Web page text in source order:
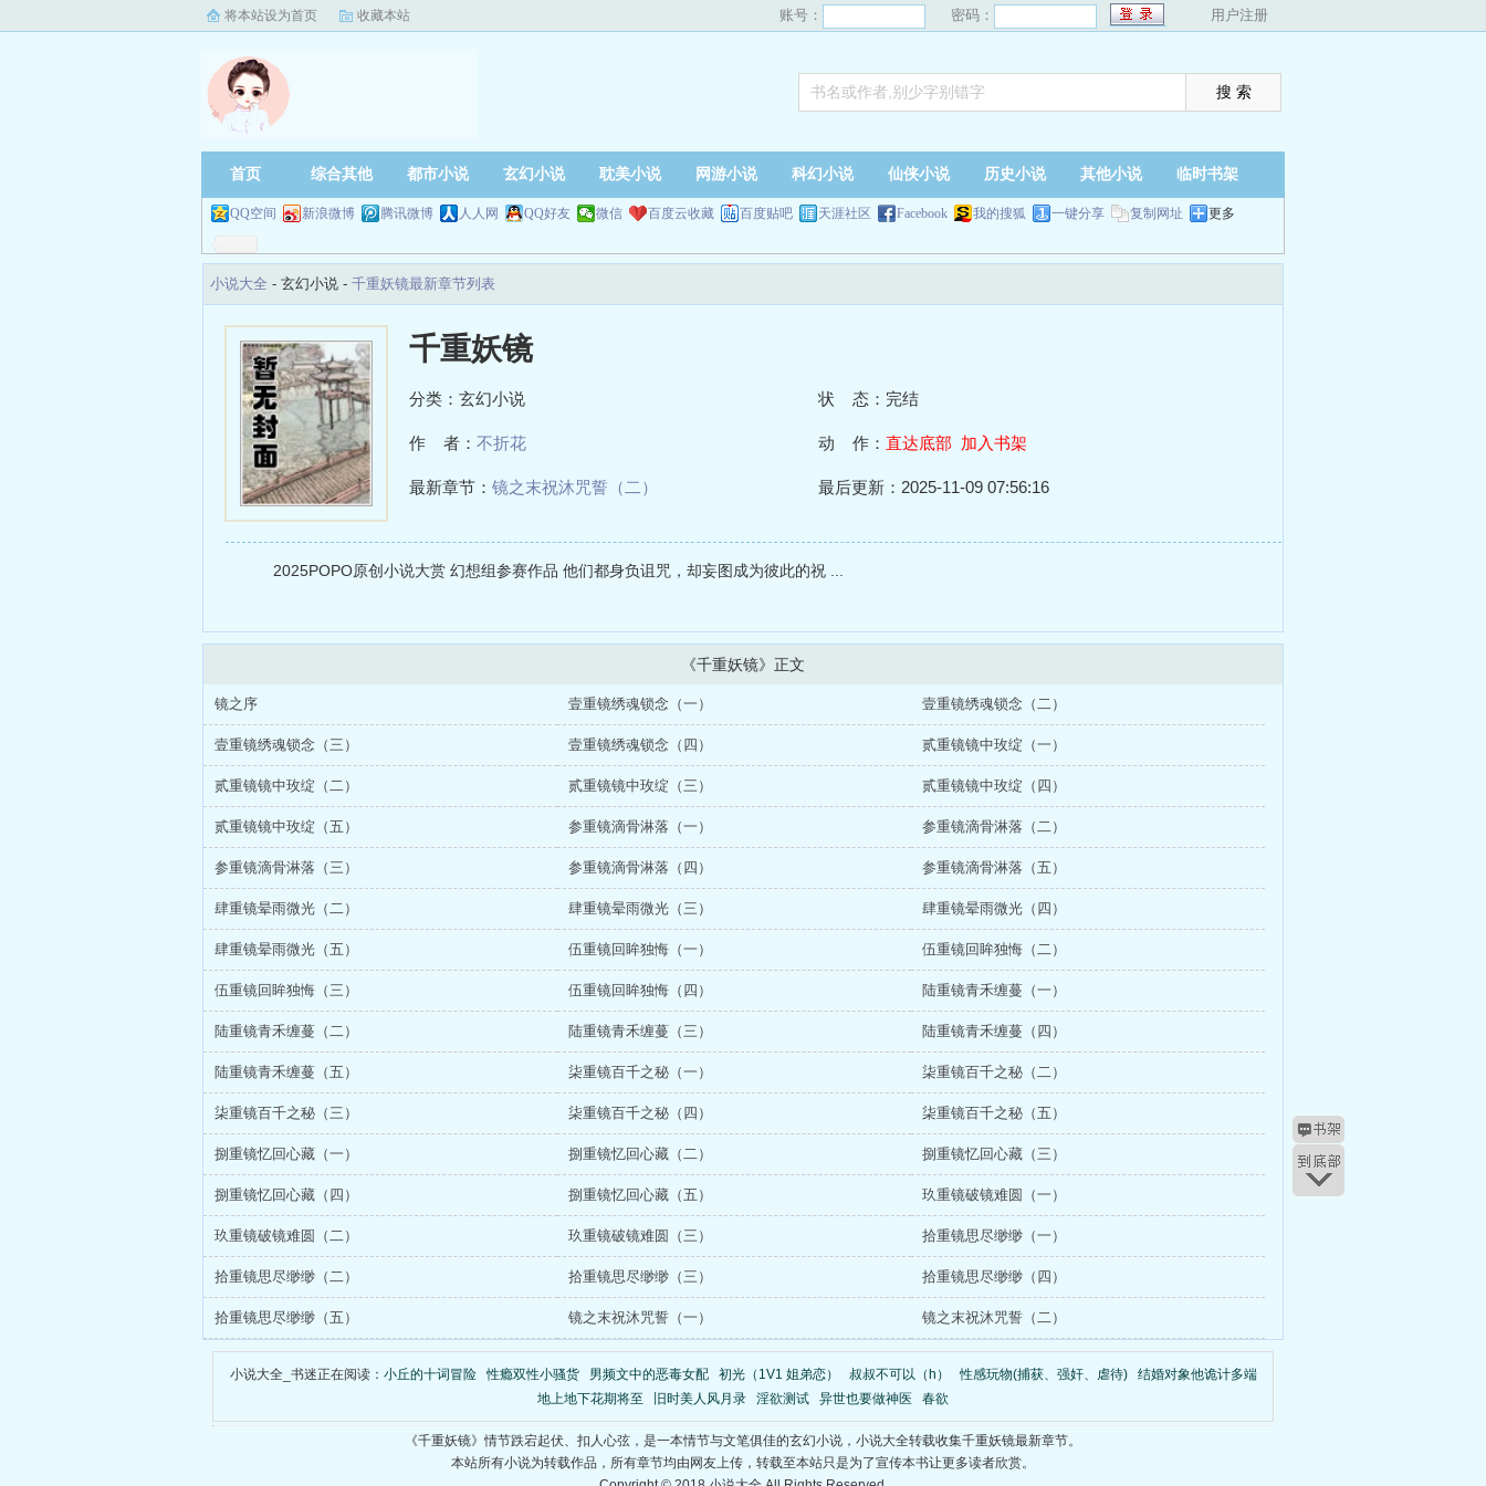
将本站设为首页 收藏本站 账号： 密码： 用户注册
首页 综合其他 都市小说 玄幻小说 耽美小说 网游小说 科幻小说 仙侠小说 历史小说 其他小说 临时书架
QQ空间 新浪微博 腾讯微博 人人网 QQ好友 微信 百度云收藏 百度贴吧 天涯社区 Facebook 我的搜狐 一键分享 复制网址 更多
小说大全 - 玄幻小说 - 千重妖镜最新章节列表
千重妖镜
分类：玄幻小说 状 态：完结
作 者： 不折花 动 作： 直达底部 加入书架
最新章节： 镜之末祝沐咒誓（二） 最后更新：2025-11-09 07:56:16
2025POPO原创小说大赏 幻想组参赛作品 他们都身负诅咒，却妄图成为彼此的祝 ...
《千重妖镜》正文
镜之序 壹重镜绣魂锁念（一） 壹重镜绣魂锁念（二）
壹重镜绣魂锁念（三） 壹重镜绣魂锁念（四） 贰重镜镜中玫绽（一）
贰重镜镜中玫绽（二） 贰重镜镜中玫绽（三） 贰重镜镜中玫绽（四）
贰重镜镜中玫绽（五） 参重镜滴骨淋落（一） 参重镜滴骨淋落（二）
参重镜滴骨淋落（三） 参重镜滴骨淋落（四） 参重镜滴骨淋落（五）
肆重镜晕雨微光（二） 肆重镜晕雨微光（三） 肆重镜晕雨微光（四）
肆重镜晕雨微光（五） 伍重镜回眸独悔（一） 伍重镜回眸独悔（二）
伍重镜回眸独悔（三） 伍重镜回眸独悔（四） 陆重镜青禾缠蔓（一）
陆重镜青禾缠蔓（二） 陆重镜青禾缠蔓（三） 陆重镜青禾缠蔓（四）
陆重镜青禾缠蔓（五） 柒重镜百千之秘（一） 柒重镜百千之秘（二）
柒重镜百千之秘（三） 柒重镜百千之秘（四） 柒重镜百千之秘（五）
捌重镜忆回心藏（一） 捌重镜忆回心藏（二） 捌重镜忆回心藏（三）
捌重镜忆回心藏（四） 捌重镜忆回心藏（五） 玖重镜破镜难圆（一）
玖重镜破镜难圆（二） 玖重镜破镜难圆（三） 拾重镜思尽缈缈（一）
拾重镜思尽缈缈（二） 拾重镜思尽缈缈（三） 拾重镜思尽缈缈（四）
拾重镜思尽缈缈（五） 镜之末祝沐咒誓（一） 镜之末祝沐咒誓（二）
小说大全_书迷正在阅读： 小丘的十词冒险 性瘾双性小骚货 男频文中的恶毒女配 初光（1V1 姐弟恋） 叔叔不可以（h） 性感玩物(捕获、强奸、虐待)
结婚对象他诡计多端
地上地下花期将至
旧时美人风月录 淫欲测试 异世也要做神医 春欲
《千重妖镜》情节跌宕起伏、扣人心弦，是一本情节与文笔俱佳的玄幻小说，小说大全转载收集千重妖镜最新章节。
本站所有小说为转载作品，所有章节均由网友上传，转载至本站只是为了宣传本书让更多读者欣赏。